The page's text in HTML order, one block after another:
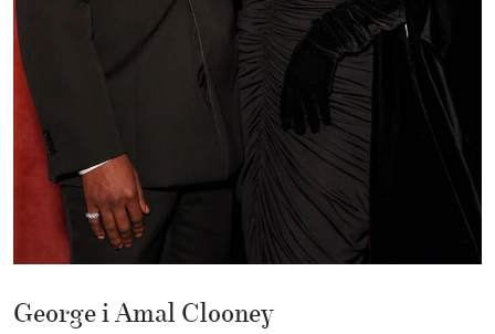
George i Amal Clooney